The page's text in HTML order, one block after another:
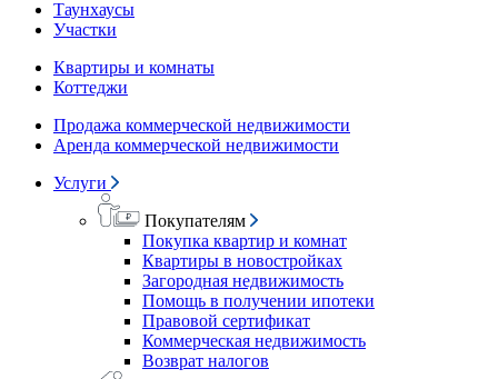
Таунхаусы
Участки
Квартиры и комнаты
Коттеджи
Продажа коммерческой недвижимости
Аренда коммерческой недвижимости
Услуги
Покупателям
Покупка квартир и комнат
Квартиры в новостройках
Загородная недвижимость
Помощь в получении ипотеки
Правовой сертификат
Коммерческая недвижимость
Возврат налогов